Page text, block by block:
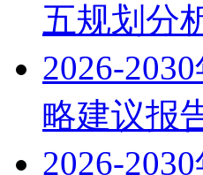
五规划分
2026-
略建议报
2026-